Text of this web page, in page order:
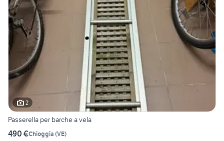
2
Passerella per barche a vela
490 €Chioggia (VE)